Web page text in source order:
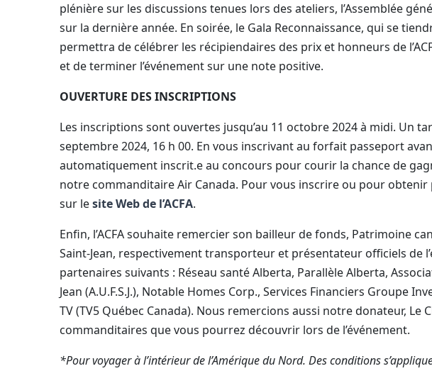
plénière sur les discussions tenues lors des ateliers, l’Assemblée
sur la dernière année. En soirée, le Gala Reconnaissance, qui se
permettra de célébrer les récipiendaires des prix et honneurs de
et de terminer l’événement sur une note positive.
OUVERTURE DES INSCRIPTIONS
Les inscriptions sont ouvertes jusqu’au 11 octobre 2024 à midi. Un
septembre 2024, 16 h 00. En vous inscrivant au forfait passeport
automatiquement inscrit.e au concours pour courir la chance de
notre commanditaire Air Canada. Pour vous inscrire ou pour
sur lesite Web de l’ACFA.
Enfin, l’ACFA souhaite remercier son bailleur de fonds, Patrimoine
Saint-Jean, respectivement transporteur et présentateur officiels de
partenaires suivants : Réseau santé Alberta, Parallèle Alberta,
Jean (A.U.F.S.J.), Notable Homes Corp., Services Financiers Groupe
TV (TV5 Québec Canada). Nous remercions aussi notre donateur,
commanditaires que vous pourrez découvrir lors de l’événement.
*Pour voyager à l’intérieur de l’Amérique du Nord. Des conditions